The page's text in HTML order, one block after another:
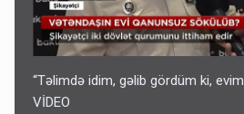
“Təlimdə idim, gəlib gördüm ki,
VİDEO